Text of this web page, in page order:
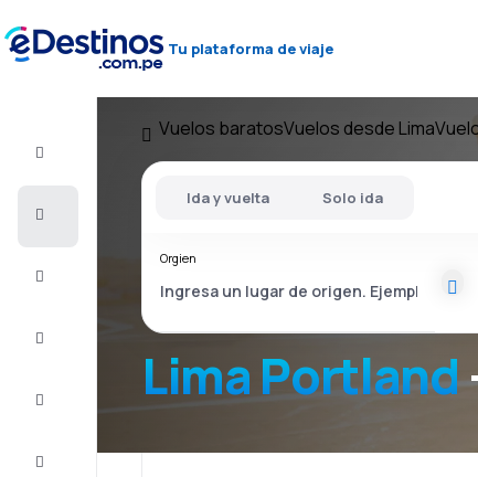
Tu plataforma de viaje
Completa
Vuelos baratosVuelos desde Lima
Lima Portland
Ida y vuelta Solo ida
Orgien